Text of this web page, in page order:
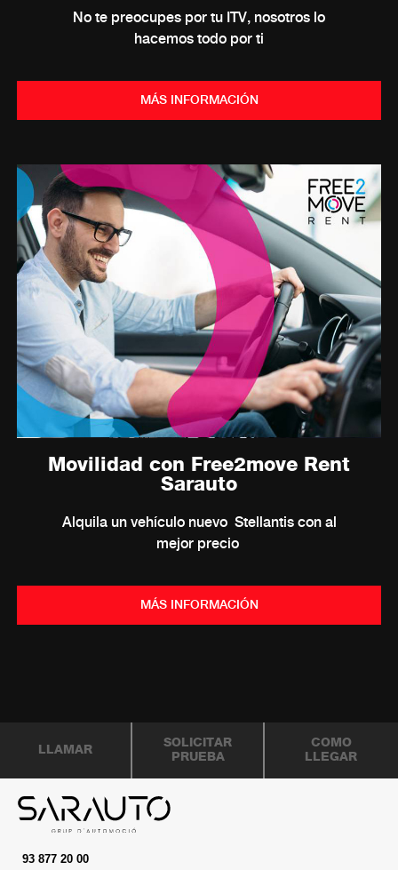
No te preocupes por tu ITV, nosotros lo
hacemos todo por ti
MÁS INFORMACIÓN
Movilidad con Free2move Rent
Sarauto
Alquila un vehículo nuevo Stellantis con al
mejor precio
MÁS INFORMACIÓN
LLAMAR
SOLICITAR
PRUEBA
COMO
LLEGAR
93 877 20 00